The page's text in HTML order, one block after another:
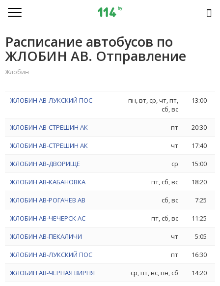
Расписание автобусов по
ЖЛОБИН АВ. Отправление
Жлобин
ЖЛОБИН АВ-ЛУКСКИЙ ПОС
пн, вт, ср, чт, пт,
сб, вс
13:00
ЖЛОБИН АВ-СТРЕШИН АК пт 20:30
ЖЛОБИН АВ-СТРЕШИН АК чт 17:40
ЖЛОБИН АВ-ДВОРИЩЕ ср 15:00
ЖЛОБИН АВ-КАБАНОВКА пт, сб, вс 18:20
ЖЛОБИН АВ-РОГАЧЕВ АВ сб, вс 7:25
ЖЛОБИН АВ-ЧЕЧЕРСК АС пт, сб, вс 11:25
ЖЛОБИН АВ-ПЕКАЛИЧИ чт 5:05
ЖЛОБИН АВ-ЛУКСКИЙ ПОС пт 16:30
ЖЛОБИН АВ-ЧЕРНАЯ ВИРНЯ ср, пт, вс, пн, сб 14:20